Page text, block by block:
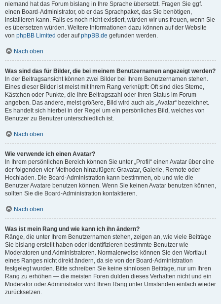
niemand hat das Forum bislang in Ihre Sprache übersetzt. Fragen Sie ggf.
einen Board-Administrator, ob er das Sprachpaket, das Sie benötigen,
installieren kann. Falls es noch nicht existiert, würden wir uns freuen, wenn Sie
es übersetzen würden. Weitere Informationen dazu können auf der Website
von phpBB Limited oder aufphpBB.de gefunden werden.
Nach oben
Was sind das für Bilder, die bei meinem Benutzernamen angezeigt werden?
In der Beitragsansicht können zwei Bilder bei Ihrem Benutzernamen stehen.
Eines dieser Bilder ist meist mit Ihrem Rang verknüpft: Oft sind dies Sterne,
Kästchen oder Punkte, die Ihre Beitragszahl oder Ihren Status im Forum
angeben. Das andere, meist größere, Bild wird auch als „Avatar“ bezeichnet.
Es handelt sich hierbei in der Regel um ein persönliches Bild, welches von
Benutzer zu Benutzer unterschiedlich ist.
Nach oben
Wie verwende ich einen Avatar?
In Ihrem persönlichen Bereich können Sie unter „Profil“ einen Avatar über eine
der folgenden vier Methoden hinzufügen: Gravatar, Galerie, Remote oder
Hochladen. Die Board-Administration kann bestimmen, ob und wie die
Benutzer Avatare benutzen können. Wenn Sie keinen Avatar benutzen können,
sollten Sie die Board-Administration kontaktieren.
Nach oben
Was ist mein Rang und wie kann ich ihn ändern?
Ränge, die unter Ihrem Benutzernamen stehen, zeigen an, wie viele Beiträge
Sie bislang erstellt haben oder identifizieren bestimmte Benutzer wie
Moderatoren und Administratoren. Normalerweise können Sie den Wortlaut
eines Ranges nicht direkt ändern, da sie von der Board-Administration
festgelegt wurden. Bitte schreiben Sie keine sinnlosen Beiträge, nur um Ihren
Rang zu erhöhen — die meisten Foren dulden dieses Verhalten nicht und ein
Moderator oder Administrator wird Ihren Rang unter Umständen einfach wieder
zurücksetzen.